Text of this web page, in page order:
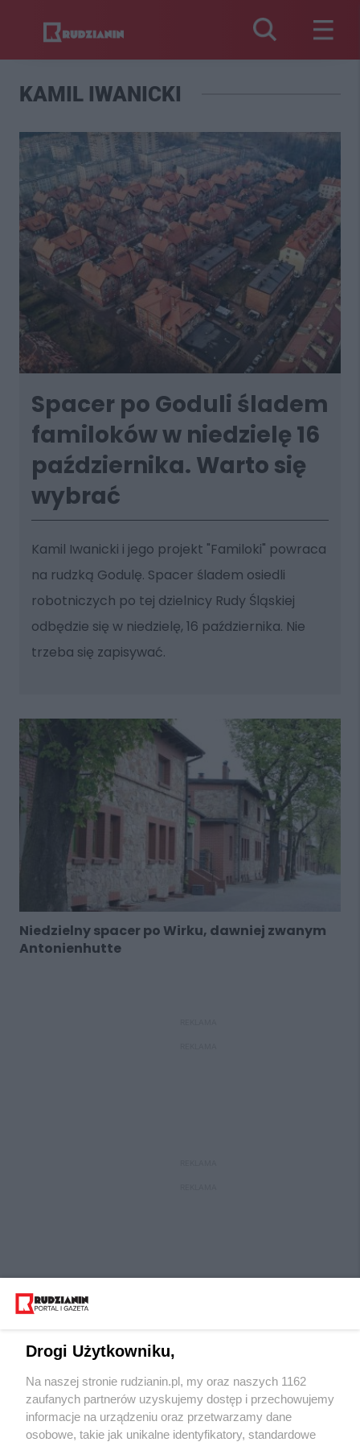
KAMIL IWANICKI
Spacer po Goduli śladem
familoków w niedzielę 16
października. Warto się
wybrać
Kamil Iwanicki i jego projekt "Familoki" powraca
na rudzką Godulę. Spacer śladem osiedli
robotniczych po tej dzielnicy Rudy Śląskiej
odbędzie się w niedzielę, 16 października. Nie
trzeba się zapisywać.
Niedzielny spacer po Wirku, dawniej zwanym
Antonienhutte
Wydawca mediów lokalnych
Drogi Użytkowniku,
Na naszej stronie rudzianin.pl, my oraz naszych 1162
zaufanych partnerów uzyskujemy dostęp i przechowujemy
informacje na urządzeniu oraz przetwarzamy dane
osobowe, takie jak unikalne identyfikatory, standardowe